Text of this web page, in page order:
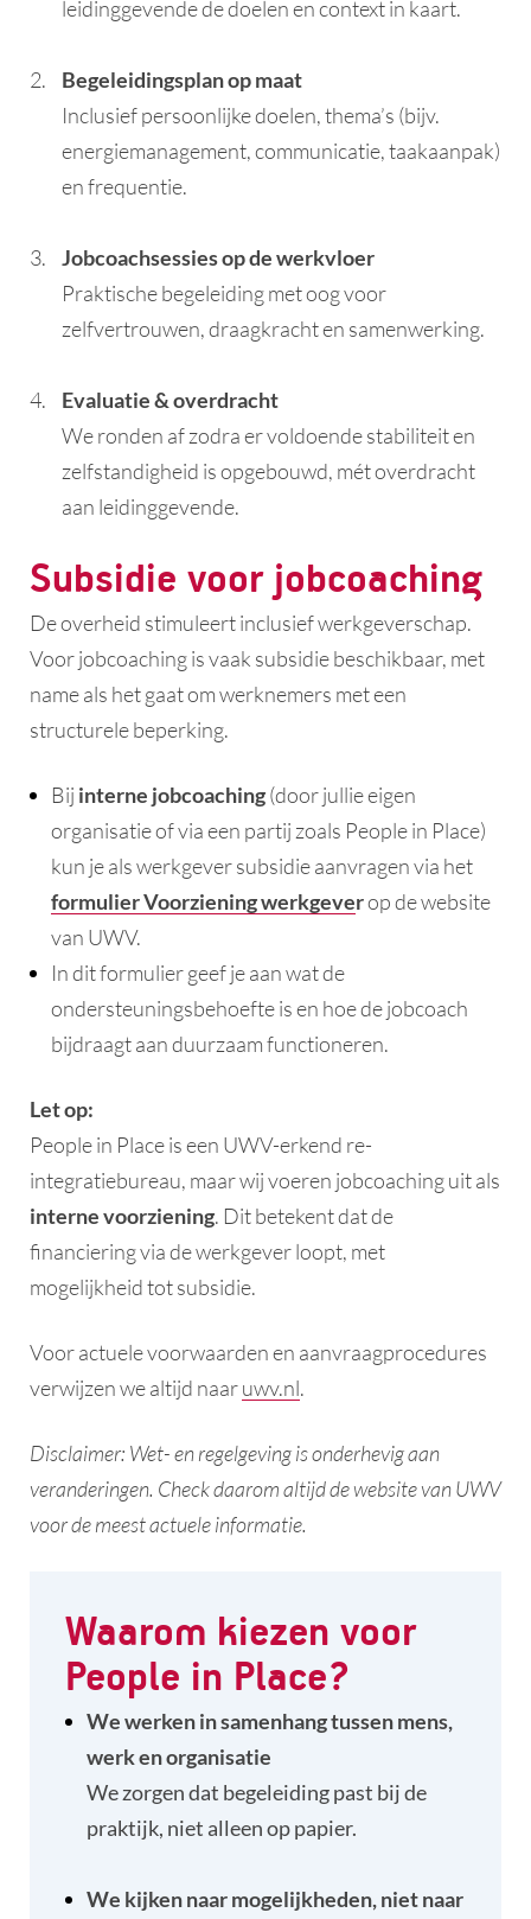
leidinggevende de doelen en context in kaart.
Begeleidingsplan op maat
Inclusief persoonlijke doelen, thema’s (bijv.
energiemanagement, communicatie, taakaanpak)
en frequentie.
Jobcoachsessies op de werkvloer
Praktische begeleiding met oog voor
zelfvertrouwen, draagkracht en samenwerking.
Evaluatie & overdracht
We ronden af zodra er voldoende stabiliteit en
zelfstandigheid is opgebouwd, mét overdracht
aan leidinggevende.
Subsidie voor jobcoaching
De overheid stimuleert inclusief werkgeverschap.
Voor jobcoaching is vaak subsidie beschikbaar, met
name als het gaat om werknemers met een
structurele beperking.
Bij interne jobcoaching(door jullie eigen
organisatie of via een partij zoals People in Place)
kun je als werkgever subsidie aanvragen via het
formulier Voorziening werkgeverop de website
van UWV.
In dit formulier geef je aan wat de
ondersteuningsbehoefte is en hoe de jobcoach
bijdraagt aan duurzaam functioneren.
Let op:
People in Place is een UWV-erkend re-
integratiebureau, maar wij voeren jobcoaching uit als
interne voorziening. Dit betekent dat de
financiering via de werkgever loopt, met
mogelijkheid tot subsidie.
Voor actuele voorwaarden en aanvraagprocedures
verwijzen we altijd naaruwv.nl.
Disclaimer: Wet- en regelgeving is onderhevig aan
veranderingen. Check daarom altijd de website van UWV
voor de meest actuele informatie.
Waarom kiezen voor
People in Place?
We werken in samenhang tussen mens,
werk en organisatie
We zorgen dat begeleiding past bij de
praktijk, niet alleen op papier.
We kijken naar mogelijkheden, niet naar